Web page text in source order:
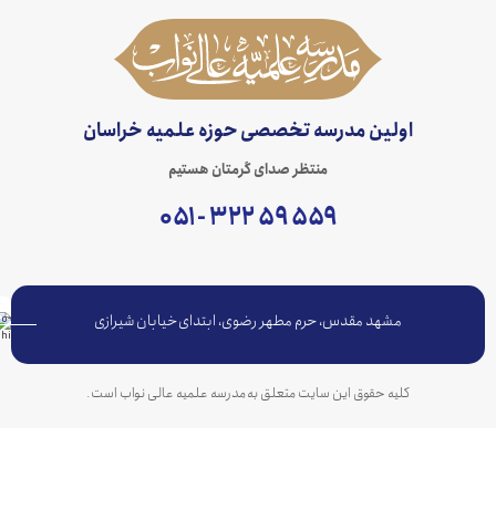
اولین مدرسه تخصصی حوزه علمیه خراسان
منتظر صدای گرمتان هستیم
مشهد مقدس، حرم مطهر رضوی، ابتدای خیابان شیرازی
کلیه حقوق این سایت متعلق به مدرسه علمیه عالی نواب است.